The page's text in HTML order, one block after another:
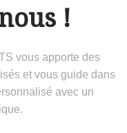
!
vous apporte des
et vous guide dans
avec un